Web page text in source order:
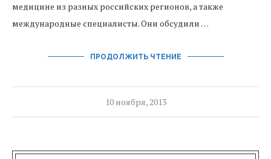
медицине из разных российских регионов, а также
международные специалисты. Они обсудили …
ПРОДОЛЖИТЬ ЧТЕНИЕ
10 ноября, 2013